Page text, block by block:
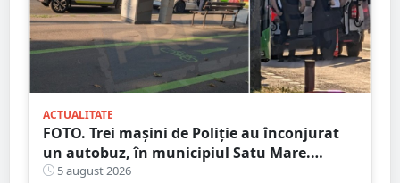
ACTUALITATE
FOTO. Trei mașini de Poliție au înconjurat
un autobuz, în municipiul Satu Mare.
Ambulanța, la fața locului
5 august 2026